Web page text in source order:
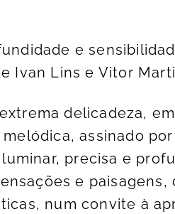
e
Ivan Lins e Vitor
delicadeza,
assinado por
precisa e
e paisagens,
num convite à